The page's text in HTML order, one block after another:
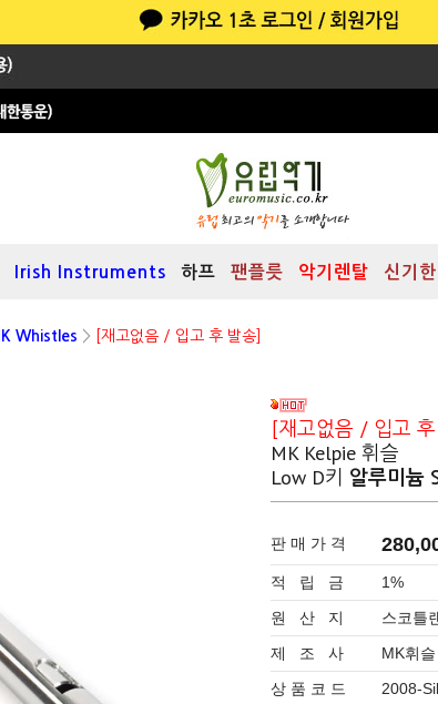
Irish Instruments 하프 팬플릇 악기렌탈 신기한
Whistles > [재고없음 / 입고 후 발송]
[재고없음 / 입고
MK Kelpie 휘슬
Low D키
알루미늄
판 매 가 격
적 립 금
1%
원 산 지
스코틀
제 조 사
MK휘슬
상 품 코 드
2008-